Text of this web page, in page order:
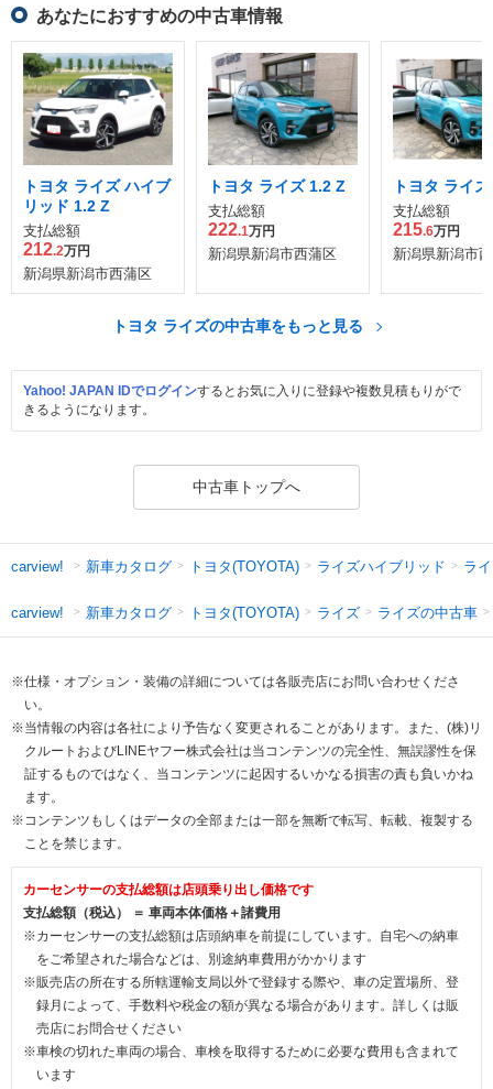
あなたにおすすめの中古車情報
トヨタ ライズ ハイブ
リッド 1.2 Z
支払総額
212.2万円
新潟県新潟市西蒲区
トヨタ ライズ 1.2 Z
支払総額
222.1万円
新潟県新潟市西蒲区
トヨタ ライ
支払総額
215.6万円
新潟県新潟市
トヨタ ライズの中古車をもっと見る
Yahoo! JAPAN IDでログインするとお気に入りに登録や複数見積もりがで
きるようになります。
中古車トップへ
carview! 新車カタログ トヨタ(TOYOTA) ライズハイブリッド ラ
carview! 新車カタログ トヨタ(TOYOTA) ライズ ライズの中古車
※仕様・オプション・装備の詳細については各販売店にお問い合わせくださ
い。
※当情報の内容は各社により予告なく変更されることがあります。また、(株)リ
クルートおよびLINEヤフー株式会社は当コンテンツの完全性、無誤謬性を保
証するものではなく、当コンテンツに起因するいかなる損害の責も負いかね
ます。
※コンテンツもしくはデータの全部または一部を無断で転写、転載、複製する
ことを禁じます。
カーセンサーの支払総額は店頭乗り出し価格です
支払総額（税込） ＝ 車両本体価格＋諸費用
※カーセンサーの支払総額は店頭納車を前提にしています。自宅への納車
をご希望された場合などは、別途納車費用がかかります
※販売店の所在する所轄運輸支局以外で登録する際や、車の定置場所、登
録月によって、手数料や税金の額が異なる場合があります。詳しくは販
売店にお問合せください
※車検の切れた車両の場合、車検を取得するために必要な費用も含まれて
います